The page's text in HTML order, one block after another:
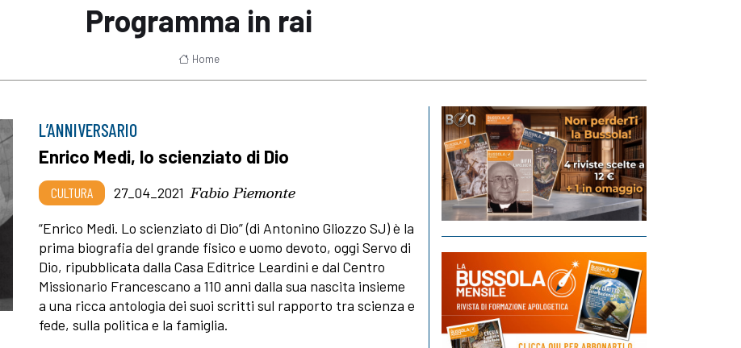
Programma in rai
Home
L’ANNIVERSARIO
Enrico Medi, lo scienziato di Dio
CULTURA 27_04_2021 Fabio Piemonte
“Enrico Medi. Lo scienziato di Dio” (di Antonino Gliozzo SJ) è la
prima biografia del grande fisico e uomo devoto, oggi Servo di
Dio, ripubblicata dalla Casa Editrice Leardini e dal Centro
Missionario Francescano a 110 anni dalla sua nascita insieme
a una ricca antologia dei suoi scritti sul rapporto tra scienza e
fede, sulla politica e la famiglia.